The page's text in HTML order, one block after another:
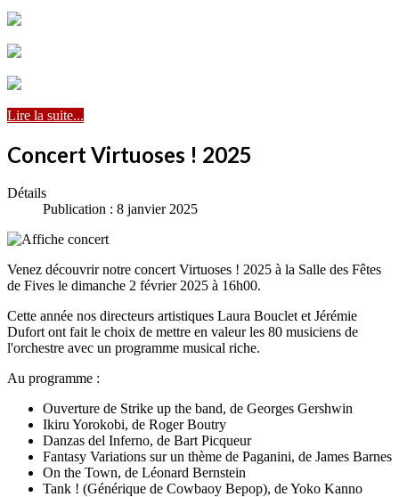
Lire la suite...
Concert Virtuoses ! 2025
Détails
Publication : 8 janvier 2025
Venez découvrir notre concert Virtuoses ! 2025 à la Salle des Fêtes
de Fives le dimanche 2 février 2025 à 16h00.
Cette année nos directeurs artistiques Laura Bouclet et Jérémie
Dufort ont fait le choix de mettre en valeur les 80 musiciens de
l'orchestre avec un programme musical riche.
Au programme :
Ouverture de Strike up the band, de Georges Gershwin
Ikiru Yorokobi, de Roger Boutry
Danzas del Inferno, de Bart Picqueur
Fantasy Variations sur un thème de Paganini, de James Barnes
On the Town, de Léonard Bernstein
Tank ! (Générique de Cowbaoy Bepop), de Yoko Kanno